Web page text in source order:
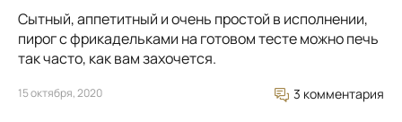
Сытный, аппетитный и очень простой в исполнении,
пирог с фрикадельками на готовом тесте можно печь
так часто, как вам захочется.
15 октября, 2020 3 комментария